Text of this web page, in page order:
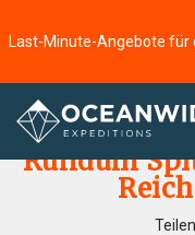
Startseite
Rundum